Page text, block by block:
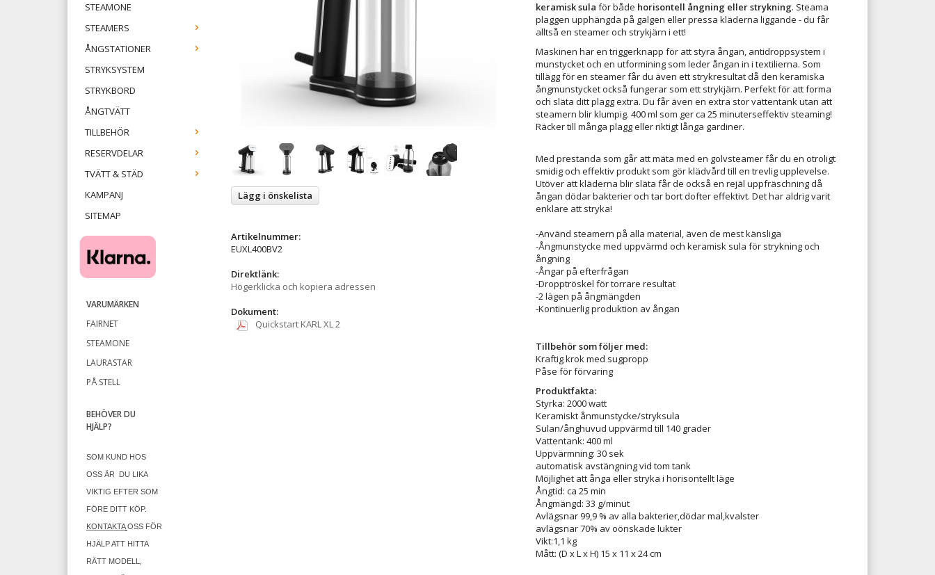
STEAMONE
STEAMERS
ÅNGSTATIONER
STRYKSYSTEM
STRYKBORD
ÅNGTVÄTT
TILLBEHÖR
RESERVDELAR
TVÄTT & STÄD
KAMPANJ
SITEMAP
VARUMÄRKEN
FAIRNET
STEAMONE
LAURASTAR
PÅ STELL
BEHÖVER DU
HJÄLP?
SOM KUND HOS
OSS ÄR DU LIKA
VIKTIG EFTER SOM
FÖRE DITT KÖP.
KONTAKTA OSS FÖR
HJÄLP ATT HITTA
RÄTT MODELL,
keramisk sula för både horisontell ångning eller strykning. Steama
plaggen upphängda på galgen eller pressa kläderna liggande - du får
alltså en steamer och strykjärn i ett!
Maskinen har en triggerknapp för att styra ångan, antidroppsystem i
munstycket och en utformining som leder ångan in i textilierna. Som
tillägg för en steamer får du även ett strykresultat då den keramiska
ångmunstycket också fungerar som ett strykjärn. Perfekt för att forma
och släta ditt plagg extra. Du får även en extra stor vattentank utan att
steamern blir klumpig. 400 ml som ger ca 25 minuterseffektiv steaming!
Räcker till många plagg eller riktigt långa gardiner.
Med prestanda som går att mäta med en golvsteamer får du en otroligt
smidig och effektiv produkt som gör klädvård till en trevlig upplevelse.
Utöver att kläderna blir släta får de också en rejäl uppfräschning då
ångan dödar bakterier och tar bort dofter effektivt. Det har aldrig varit
enklare att stryka!
-Använd steamern på alla material, även de mest känsliga
-Ångmunstycke med uppvärmd och keramisk sula för strykning och
ångning
-Ångar på efterfrågan
-Dropptröskel för torrare resultat
-2 lägen på ångmängden
-Kontinuerlig produktion av ångan
Tillbehör som följer med:
Kraftig krok med sugpropp
Påse för förvaring
Produktfakta:
Styrka: 2000 watt
Keramiskt ånmunstycke/stryksula
Sulan/ånghuvud uppvärmd till 140 grader
Vattentank: 400 ml
Uppvärmning: 30 sek
automatisk avstängning vid tom tank
Möjlighet att ånga eller stryka i horisontellt läge
Ångtid: ca 25 min
Ångmängd: 33 g/minut
Avlägsnar 99,9 % av alla bakterier,dödar mal,kvalster
avlägsnar 70% av oönskade lukter
Vikt:1,1 kg
Mått: (D x L x H) 15 x 11 x 24 cm
Lägg i önskelista
Artikelnummer:
EUXL400BV2
Direktlänk:
Högerklicka och kopiera adressen
Dokument:
Quickstart KARL XL 2